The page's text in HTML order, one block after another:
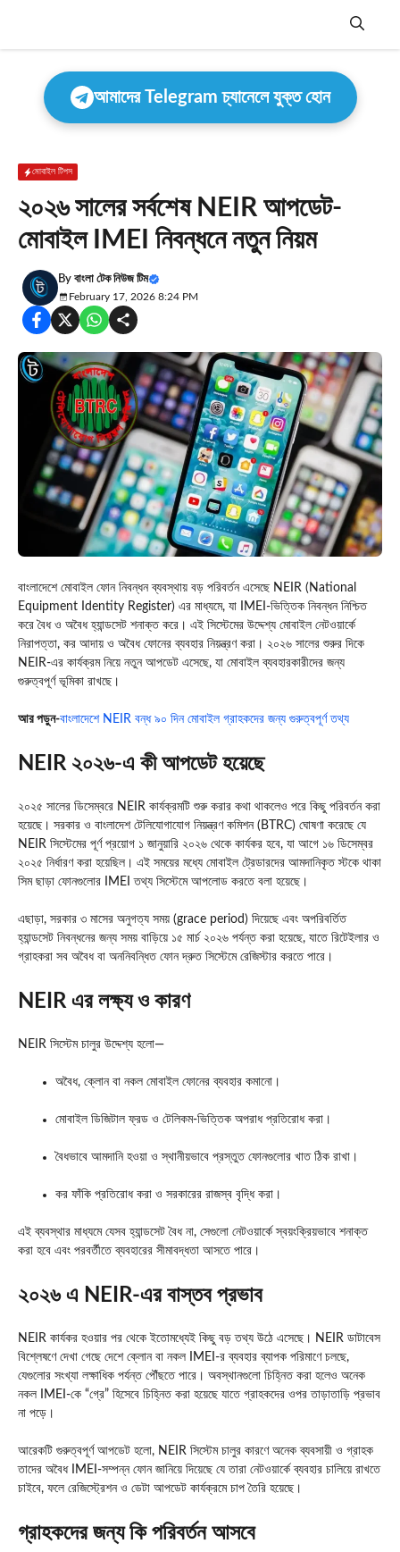
Menu
আমাদের Telegram চ্যানেলে যুক্ত হোন
মোবাইল টিপস
২০২৬ সালের সর্বশেষ NEIR আপডেট-
মোবাইল IMEI নিবন্ধনে নতুন নিয়ম
By বাংলা টেক নিউজ টিম
February 17, 2026 8:24 PM
বাংলাদেশে মোবাইল ফোন নিবন্ধন ব্যবস্থায় বড় পরিবর্তন এসেছে NEIR (National
Equipment Identity Register) এর মাধ্যমে, যা IMEI-ভিত্তিক নিবন্ধন নিশ্চিত
করে বৈধ ও অবৈধ হ্যান্ডসেট শনাক্ত করে। এই সিস্টেমের উদ্দেশ্য মোবাইল নেটওয়ার্কে
নিরাপত্তা, কর আদায় ও অবৈধ ফোনের ব্যবহার নিয়ন্ত্রণ করা। ২০২৬ সালের শুরুর দিকে
NEIR-এর কার্যক্রম নিয়ে নতুন আপডেট এসেছে, যা মোবাইল ব্যবহারকারীদের জন্য
গুরুত্বপূর্ণ ভূমিকা রাখছে।
আর পড়ুন-বাংলাদেশে NEIR বন্ধ ৯০ দিন মোবাইল গ্রাহকদের জন্য গুরুত্বপূর্ণ তথ্য
NEIR ২০২৬-এ কী আপডেট হয়েছে
২০২৫ সালের ডিসেম্বরে NEIR কার্যক্রমটি শুরু করার কথা থাকলেও পরে কিছু পরিবর্তন করা
হয়েছে। সরকার ও বাংলাদেশ টেলিযোগাযোগ নিয়ন্ত্রণ কমিশন (BTRC) ঘোষণা করেছে যে
NEIR সিস্টেমের পূর্ণ প্রয়োগ ১ জানুয়ারি ২০২৬ থেকে কার্যকর হবে, যা আগে ১৬ ডিসেম্বর
২০২৫ নির্ধারণ করা হয়েছিল। এই সময়ের মধ্যে মোবাইল ট্রেডারদের আমদানিকৃত স্টকে থাকা
সিম ছাড়া ফোনগুলোর IMEI তথ্য সিস্টেমে আপলোড করতে বলা হয়েছে।
এছাড়া, সরকার ৩ মাসের অনুগত্য সময় (grace period) দিয়েছে এবং অপরিবর্তিত
হ্যান্ডসেট নিবন্ধনের জন্য সময় বাড়িয়ে ১৫ মার্চ ২০২৬ পর্যন্ত করা হয়েছে, যাতে রিটেইলার ও
গ্রাহকরা সব অবৈধ বা অননিবন্ধিত ফোন দ্রুত সিস্টেমে রেজিস্টার করতে পারে।
NEIR এর লক্ষ্য ও কারণ
NEIR সিস্টেম চালুর উদ্দেশ্য হলো—
অবৈধ, ক্লোন বা নকল মোবাইল ফোনের ব্যবহার কমানো।
মোবাইল ডিজিটাল ফ্রড ও টেলিকম-ভিত্তিক অপরাধ প্রতিরোধ করা।
বৈধভাবে আমদানি হওয়া ও স্থানীয়ভাবে প্রস্তুত ফোনগুলোর খাত ঠিক রাখা।
কর ফাঁকি প্রতিরোধ করা ও সরকারের রাজস্ব বৃদ্ধি করা।
এই ব্যবস্থার মাধ্যমে যেসব হ্যান্ডসেট বৈধ না, সেগুলো নেটওয়ার্কে স্বয়ংক্রিয়ভাবে শনাক্ত
করা হবে এবং পরবর্তীতে ব্যবহারের সীমাবদ্ধতা আসতে পারে।
২০২৬ এ NEIR-এর বাস্তব প্রভাব
NEIR কার্যকর হওয়ার পর থেকে ইতোমধ্যেই কিছু বড় তথ্য উঠে এসেছে। NEIR ডাটাবেস
বিশ্লেষণে দেখা গেছে দেশে ক্লোন বা নকল IMEI-র ব্যবহার ব্যাপক পরিমাণে চলছে,
যেগুলোর সংখ্যা লক্ষাধিক পর্যন্ত পৌঁছতে পারে। অবস্থানগুলো চিহ্নিত করা হলেও অনেক
নকল IMEI-কে “গ্রে” হিসেবে চিহ্নিত করা হয়েছে যাতে গ্রাহকদের ওপর তাড়াতাড়ি প্রভাব
না পড়ে।
আরেকটি গুরুত্বপূর্ণ আপডেট হলো, NEIR সিস্টেম চালুর কারণে অনেক ব্যবসায়ী ও গ্রাহক
তাদের অবৈধ IMEI-সম্পন্ন ফোন জানিয়ে দিয়েছে যে তারা নেটওয়ার্কে ব্যবহার চালিয়ে রাখতে
চাইবে, ফলে রেজিস্ট্রেশন ও ডেটা আপডেট কার্যক্রমে চাপ তৈরি হয়েছে।
গ্রাহকদের জন্য কি পরিবর্তন আসবে